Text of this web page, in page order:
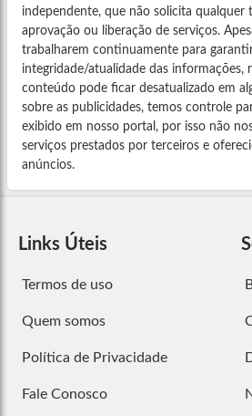
independente, que não solicita qualquer
aprovação ou liberação de serviços.
trabalharem continuamente para
integridade/atualidade das informações,
conteúdo pode ficar desatualizado em
sobre as publicidades, temos controle
exibido em nosso portal, por isso não
serviços prestados por terceiros e
anúncios.
Links Úteis
Termos de uso
Quem somos
Política de Privacidade
Fale Conosco